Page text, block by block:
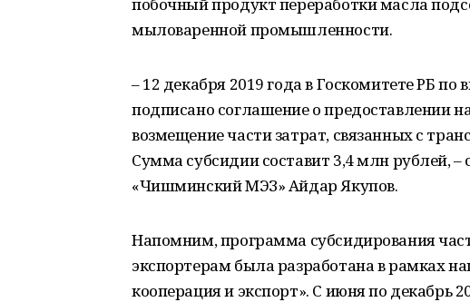
мыловаренной промышленности.
– 12 декабря 2019 года в Госкомитете РБ
подписано соглашение о предоставлении
возмещение части затрат, связанных с
Сумма субсидии составит 3,4 млн рублей,
«Чишминский МЭЗ» Айдар Якупов.
Напомним, программа субсидирования
экспортерам была разработана в рамках
кооперация и экспорт». С июня по декабрь